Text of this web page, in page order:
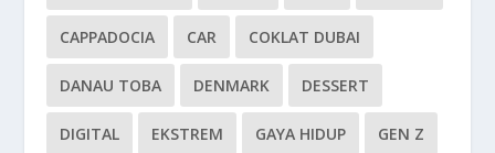
CAPPADOCIA CAR COKLAT DUBAI
DANAU TOBA DENMARK DESSERT
DIGITAL EKSTREM GAYA HIDUP GEN Z